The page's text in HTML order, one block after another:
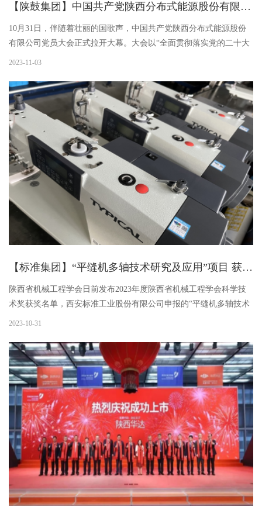
【陕鼓集团】中国共产党陕西分布式能源股份有限公司党员大会胜利召开
10月31日，伴随着壮丽的国歌声，中国共产党陕西分布式能源股份
有限公司党员大会正式拉开大幕。大会以“全面贯彻落实党的二十大
精神、省委第十四届四次全会精神、省国资委关于进一步深化陕西
职...
2023-11-03
【标准集团】“平缝机多轴技术研究及应用”项目 获陕西省机械工程学会科学技术奖三等奖
陕西省机械工程学会日前发布2023年度陕西省机械工程学会科学技
术奖获奖名单，西安标准工业股份有限公司申报的“平缝机多轴技术
研究及应用”项目荣获三等奖。“平缝机多轴技术研究及应用”是标准
2023-10-31